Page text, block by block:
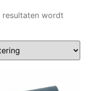
resultaten wordt